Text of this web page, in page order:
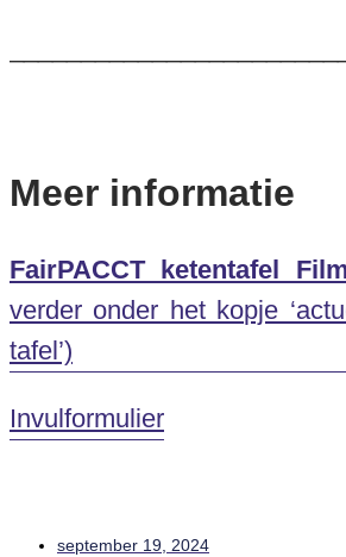
Meer informatie
FairPACCT ketentafel
verder onder het kopje
tafel’)
Invulformulier
september 19, 2024